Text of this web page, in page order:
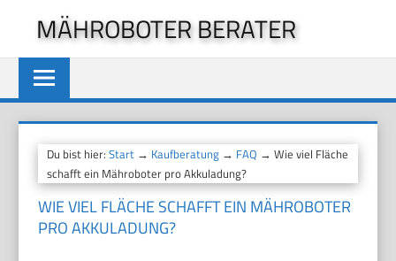
springen
MÄHROBOTER BERATER
Du bist hier:Start → Kaufberatung → FAQ → Wie viel Fläche
schafft ein Mähroboter pro Akkuladung?
WIE VIEL FLÄCHE SCHAFFT EIN MÄHROBOTER
PRO AKKULADUNG?